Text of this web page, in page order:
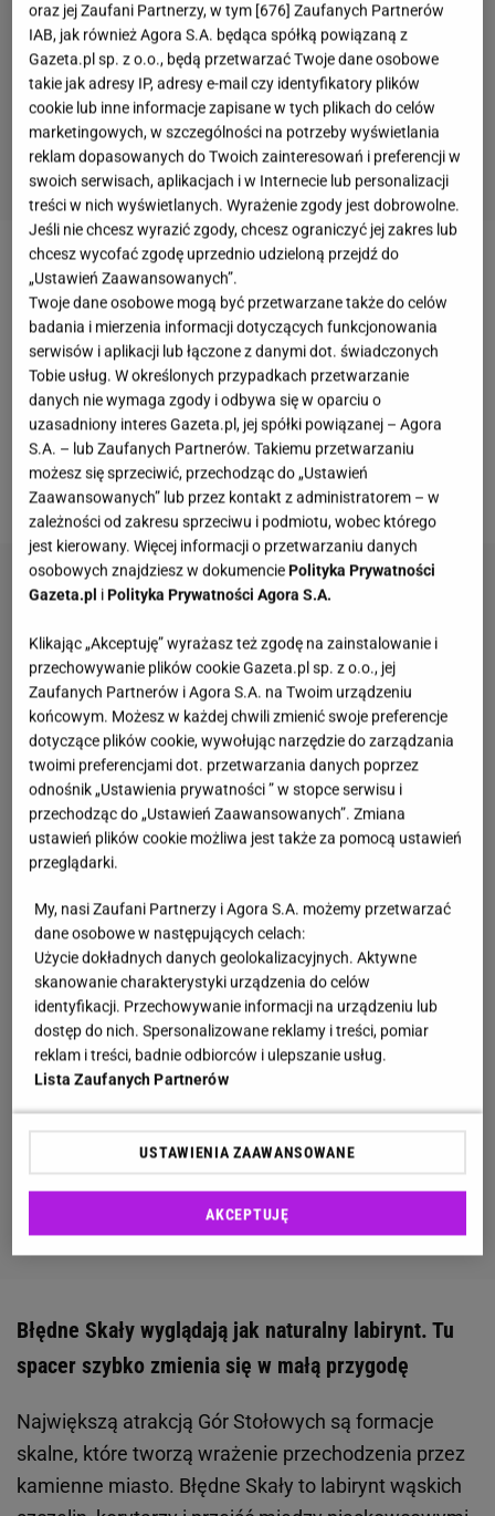
Tatry mają swoją magię, ale w sezonie potrafią
zmęczyć jeszcze zanim wejdzie się na szlak. Kolejki,
parkingi, tłumy i presja najpopularniejszych tras
odbierają część przyjemności. Góry Stołowe działają
inaczej. Są bardziej dostępne, rodzinne, bajkowe i
nietypowe. To miejsce, w którym można poczuć
górski klimat, a jednocześnie nie planować wyprawy
jak logistycznej operacji.
Błędne Skały wyglądają jak naturalny labirynt. Tu
spacer szybko zmienia się w małą przygodę
Największą atrakcją Gór Stołowych są formacje
skalne, które tworzą wrażenie przechodzenia przez
kamienne miasto. Błędne Skały to labirynt wąskich
oraz jej Zaufani Partnerzy, w tym [676] Zaufanych Partnerów
IAB, jak również Agora S.A. będąca spółką powiązaną z
Gazeta.pl sp. z o.o., będą przetwarzać Twoje dane osobowe
takie jak adresy IP, adresy e-mail czy identyfikatory plików
cookie lub inne informacje zapisane w tych plikach do celów
marketingowych, w szczególności na potrzeby wyświetlania
reklam dopasowanych do Twoich zainteresowań i preferencji w
swoich serwisach, aplikacjach i w Internecie lub personalizacji
treści w nich wyświetlanych. Wyrażenie zgody jest dobrowolne.
Jeśli nie chcesz wyrazić zgody, chcesz ograniczyć jej zakres lub
chcesz wycofać zgodę uprzednio udzieloną przejdź do
„Ustawień Zaawansowanych”.
Twoje dane osobowe mogą być przetwarzane także do celów
badania i mierzenia informacji dotyczących funkcjonowania
serwisów i aplikacji lub łączone z danymi dot. świadczonych
Tobie usług. W określonych przypadkach przetwarzanie
danych nie wymaga zgody i odbywa się w oparciu o
uzasadniony interes Gazeta.pl, jej spółki powiązanej – Agora
S.A. – lub Zaufanych Partnerów. Takiemu przetwarzaniu
możesz się sprzeciwić, przechodząc do „Ustawień
Zaawansowanych” lub przez kontakt z administratorem – w
zależności od zakresu sprzeciwu i podmiotu, wobec którego
jest kierowany. Więcej informacji o przetwarzaniu danych
osobowych znajdziesz w dokumenciePolityka Prywatności
Gazeta.pl iPolityka Prywatności Agora S.A.
Klikając „Akceptuję” wyrażasz też zgodę na zainstalowanie i
przechowywanie plików cookie Gazeta.pl sp. z o.o., jej
Zaufanych Partnerów i Agora S.A. na Twoim urządzeniu
końcowym. Możesz w każdej chwili zmienić swoje preferencje
dotyczące plików cookie, wywołując narzędzie do zarządzania
twoimi preferencjami dot. przetwarzania danych poprzez
odnośnik „Ustawienia prywatności ” w stopce serwisu i
przechodząc do „Ustawień Zaawansowanych”. Zmiana
ustawień plików cookie możliwa jest także za pomocą ustawień
przeglądarki.
My, nasi Zaufani Partnerzy i Agora S.A. możemy przetwarzać
dane osobowe w następujących celach:
Użycie dokładnych danych geolokalizacyjnych. Aktywne
skanowanie charakterystyki urządzenia do celów
identyfikacji. Przechowywanie informacji na urządzeniu lub
dostęp do nich. Spersonalizowane reklamy i treści, pomiar
reklam i treści, badnie odbiorców i ulepszanie usług.
Lista Zaufanych Partnerów
USTAWIENIA ZAAWANSOWANE
AKCEPTUJĘ